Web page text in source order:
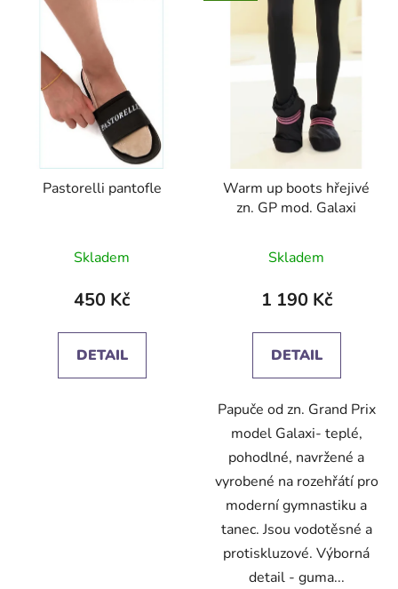
Pastorelli pantofle
Skladem
450 Kč
DETAIL
Warm up boots hřejivé
zn. GP mod. Galaxi
Skladem
1 190 Kč
DETAIL
Papuče od zn. Grand Prix
model Galaxi- teplé,
pohodlné, navržené a
vyrobené na rozehřátí pro
moderní gymnastiku a
tanec. Jsou vodotěsné a
protiskluzové. Výborná
detail - guma...